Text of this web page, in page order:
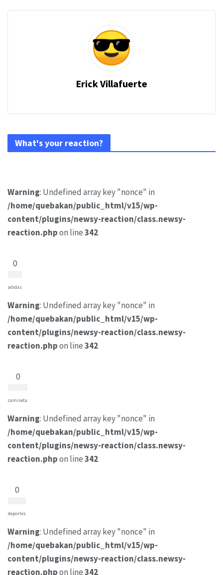
Erick Villafuerte
What's your reaction?
Warning: Undefined array key "nonce" in
/home/quebakan/public_html/v15/wp-
content/plugins/newsy-reaction/class.newsy-
reaction.phpon line342
0
adidas
Warning: Undefined array key "nonce" in
/home/quebakan/public_html/v15/wp-
content/plugins/newsy-reaction/class.newsy-
reaction.phpon line342
0
camiseta
Warning: Undefined array key "nonce" in
/home/quebakan/public_html/v15/wp-
content/plugins/newsy-reaction/class.newsy-
reaction.phpon line342
0
deportes
Warning: Undefined array key "nonce" in
/home/quebakan/public_html/v15/wp-
content/plugins/newsy-reaction/class.newsy-
reaction.phpon line342